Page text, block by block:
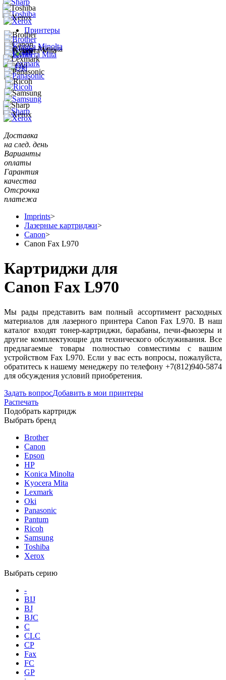
Принтеры
Доставка
на след. день
Варианты
оплаты
Гарантия
качества
Отсрочка
платежа
Imprints>
Лазерные картриджи>
Canon>
Canon Fax L970
Картриджи для
Canon Fax L970
Мы рады представить вам полный ассортимент расходных
материалов для лазерного принтера Canon Fax L970. В наш
каталог входят тонер-картриджи, барабаны, печи-фьюзеры и
другие комплектующие для технического обслуживания. Все
предлагаемые товары полностью совместимы с вашим
устройством Fax L970. Если у вас есть вопросы, пожалуйста,
обратитесь к нашему менеджеру по телефону +7(812)940-5874
для обсуждения условий приобретения.
Задать вопросДобавить в мои принтеры
Распечать
Подобрать картридж
Выбрать бренд
Brother
Canon
Epson
HP
Konica Minolta
Kyocera Mita
Lexmark
Oki
Panasonic
Pantum
Ricoh
Samsung
Toshiba
Xerox
Выбрать серию
-
BIJ
BJ
BJC
C
CLC
CP
Fax
FC
GP